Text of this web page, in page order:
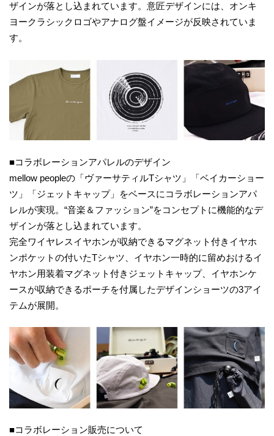
ザインが落とし込まれています。意匠デザインには、オンキ
ヨークラシックロゴやアナログ盤イメージが反映されていま
す。
■コラボレーションアパレルのデザイン
mellow peopleの「ヴァーサティルTシャツ」「ベイカーショー
ツ」「ジェットキャップ」をベースにコラボレーションアパ
レルが実現。“音楽＆ファッション”をコンセプトに機能的なデ
ザインが落とし込まれています。
完全ワイヤレスイヤホンが収納できるマグネット付きイヤホ
ンポケットの付いたTシャツ、イヤホン一時的に留めおけるイ
ヤホン用装着マグネット付きジェットキャップ、イヤホンケ
ースが収納できるポーチを付属したデザインショーツの3アイ
テムが展開。
■コラボレーション販売について